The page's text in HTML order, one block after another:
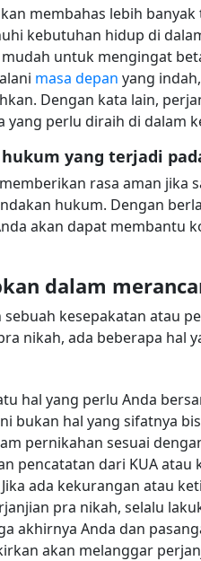
membahas lebih
kebutuhan hidup di
untuk mengingat
masa depan yang
Dengan kata lain,
perlu diraih di dalam
yang terjadi
rasa aman jika
hukum. Dengan
akan dapat membantu
dalam
kesepakatan atau
nikah, ada beberapa hal
hal yang perlu Anda
bukan hal yang sifatnya
pernikahan sesuai
pencatatan dari KUA
ada kekurangan atau
pra nikah, selalu
akhirnya Anda dan
akan melanggar